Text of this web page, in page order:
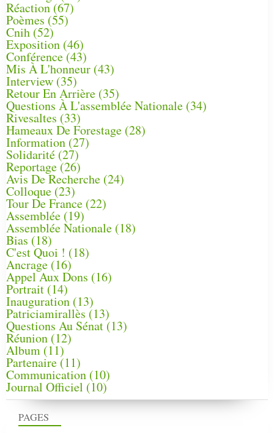
PAGES
Réaction(67)
Poèmes (55)
Cnih (52)
Exposition (46)
Conférence(43)
Mis À L'honneur (43)
Interview (35)
Retour En Arrière (35)
Questions À L'assemblée Nationale (34)
Rivesaltes (33)
Hameaux De Forestage (28)
Information (27)
Solidarité (27)
Reportage (26)
Avis De Recherche (24)
Colloque (23)
Tour De France (22)
Assemblée (19)
Assemblée Nationale (18)
Bias (18)
C'est Quoi ! (18)
Ancrage (16)
Appel Aux Dons (16)
Portrait (14)
Inauguration (13)
Patriciamirallès (13)
Questions Au Sénat(13)
Réunion (12)
Album (11)
Partenaire(11)
Communication (10)
Journal Officiel (10)